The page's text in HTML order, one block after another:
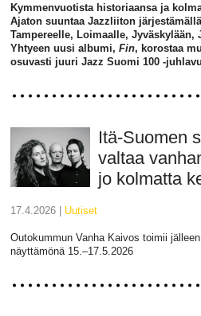
Kymmenvuotista historiaansa ja
Ajaton suuntaa Jazzliiton
Tampereelle, Loimaalle, Jyväskylään,
Yhtyeen uusi albumi, Fin, korostaa
osuvasti juuri Jazz Suomi 100 -
Itä-Suomen
valtaa
jo kolmatta
17.4.2026 | uutiset
Outokummun Vanha Kaivos toimii
näyttämönä 15.–17.5.2026